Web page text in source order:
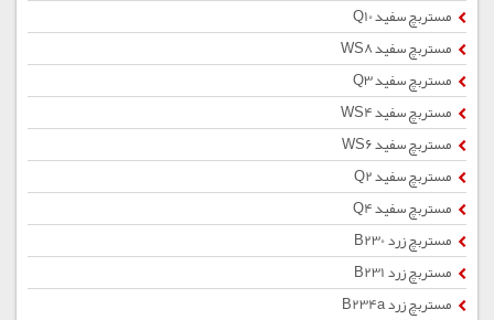
مستربچ سفید Q10
مستربچ سفید WS8
مستربچ سفید Q3
مستربچ سفید WS4
مستربچ سفید WS6
مستربچ سفید Q2
مستربچ سفید Q4
مستربچ زرد B230
مستربچ زرد B231
مستربچ زرد B234a